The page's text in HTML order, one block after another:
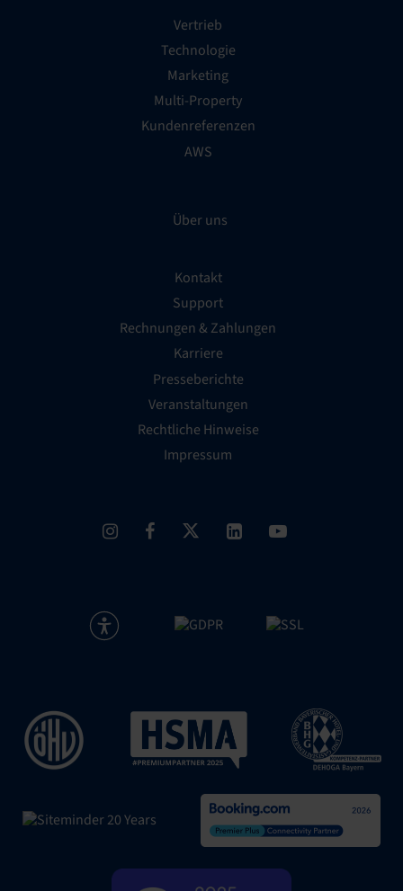
Vertrieb
Technologie
Marketing
Multi-Property
Kundenreferenzen
AWS
Über uns
Kontakt
Support
Rechnungen & Zahlungen
Karriere
Presseberichte
Veranstaltungen
Rechtliche Hinweise
Impressum